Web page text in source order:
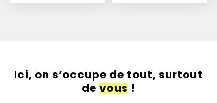
Ajouter à mon devis Ajouter à mon devis
Ici, on s’occupe de tout, surtout
devous!